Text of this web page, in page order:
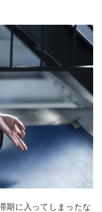
期に入ってしまったな